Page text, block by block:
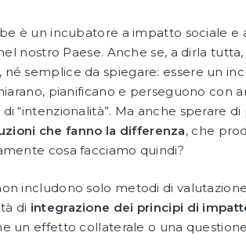
è un incubatore a impatto sociale
nostro Paese. Anche se, a dirla
semplice da spiegare: essere un
pianificano e perseguono con
“intenzionalità”. Ma anche sperare
che fanno la differenza, che
cosa facciamo quindi?
includono solo metodi di
di integrazione dei principi di
un effetto collaterale o una